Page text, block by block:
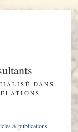
DANS
& publications